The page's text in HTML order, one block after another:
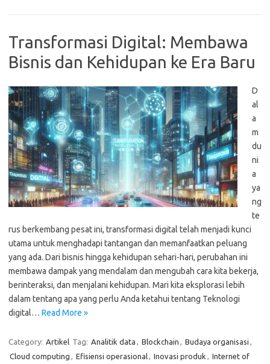
Transformasi Digital: Membawa
Bisnis dan Kehidupan ke Era Baru
D
al
a
m
du
ni
a
ya
ng
te
rus berkembang pesat ini, transformasi digital telah menjadi kunci
utama untuk menghadapi tantangan dan memanfaatkan peluang
yang ada. Dari bisnis hingga kehidupan sehari-hari, perubahan ini
membawa dampak yang mendalam dan mengubah cara kita bekerja,
berinteraksi, dan menjalani kehidupan. Mari kita eksplorasi lebih
dalam tentang apa yang perlu Anda ketahui tentang Teknologi
digital… Read More »
Category: Artikel Tag: Analitik data , Blockchain , Budaya organisasi ,
Cloud computing , Efisiensi operasional, Inovasi produk , Internet of